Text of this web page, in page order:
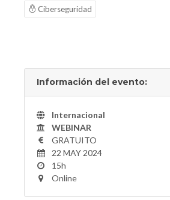
Ciberseguridad
Información del evento:
Internacional
WEBINAR
GRATUITO
22 MAY 2024
15h
Online